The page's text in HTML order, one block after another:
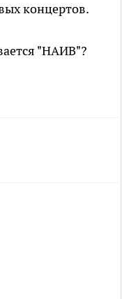
концертов.
"НАИВ"?